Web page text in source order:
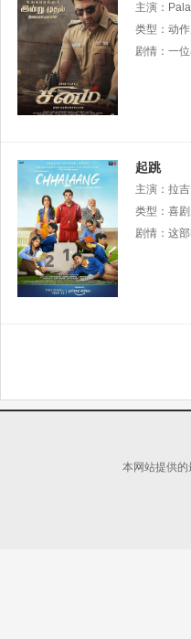
主演：
类型： 动
剧情： 一
起跳
主演： 拉
Chaudhary
类型： 喜
剧情： 这
本网站提供